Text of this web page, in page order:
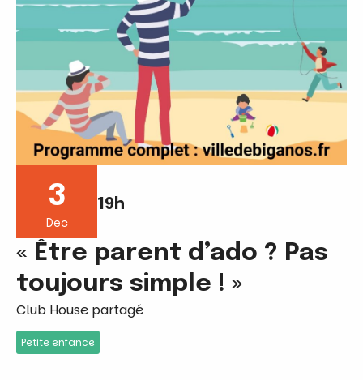
3
Dec
19h
« Être parent d’ado ? Pas
toujours simple ! »
Club House partagé
Petite enfance